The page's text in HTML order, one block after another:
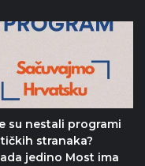
su nestali programi
stranaka?
jedino Most ima